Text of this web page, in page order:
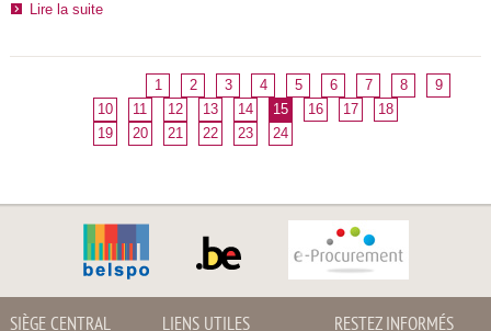
Lire la suite
1 2 3 4 5 6 7 8
9
10
11 12 13 14 15 16 17
18
19
20 21 22 23 24
SIÈGE CENTRAL LIENS UTILES RESTEZ INFORMÉS